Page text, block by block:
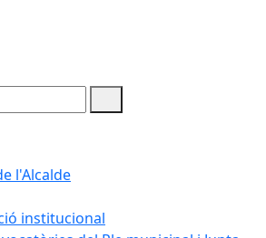
l'Alcalde
institucional